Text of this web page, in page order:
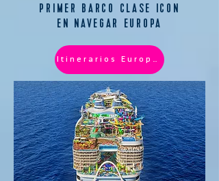
PRIMER BARCO CLASE ICON
EN NAVEGAR EUROPA
Itinerarios Europa 2026